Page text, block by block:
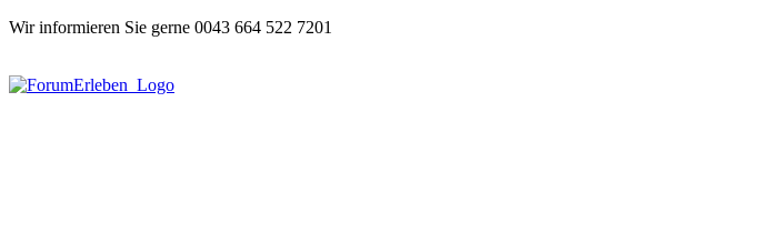
Wir informieren Sie gerne 0043 664 522 7201